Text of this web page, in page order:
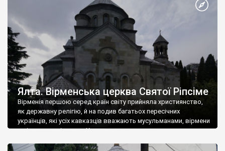
А потім було Хрещення Русі. На честь Херсонесу Таврійського
Ялта. Вірменська церква Святої Ріпсіме
Вірменія першою серед країн світу прийняла християнство,
як державну релігію, й на подив багатьох пересічних
українців, які усіх кавказців вважають мусульманами, вірмени
є відданими вірянами Христа